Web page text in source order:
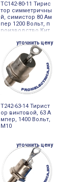
ТС142-80-11 Тирис
тор симмeтричны
й, симистор 80 Ам
пер 1200 Вольт, п
роизводство Кит
уточнить цену
Т242-63-14 Тирист
ор винтовой, 63 А
мпер, 1400 Вольт,
М10
уточнить цену